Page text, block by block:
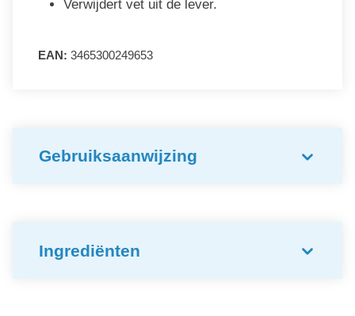
Verwijdert vet uit de lever.
EAN: 3465300249653
Gebruiksaanwijzing
Ingrediënten